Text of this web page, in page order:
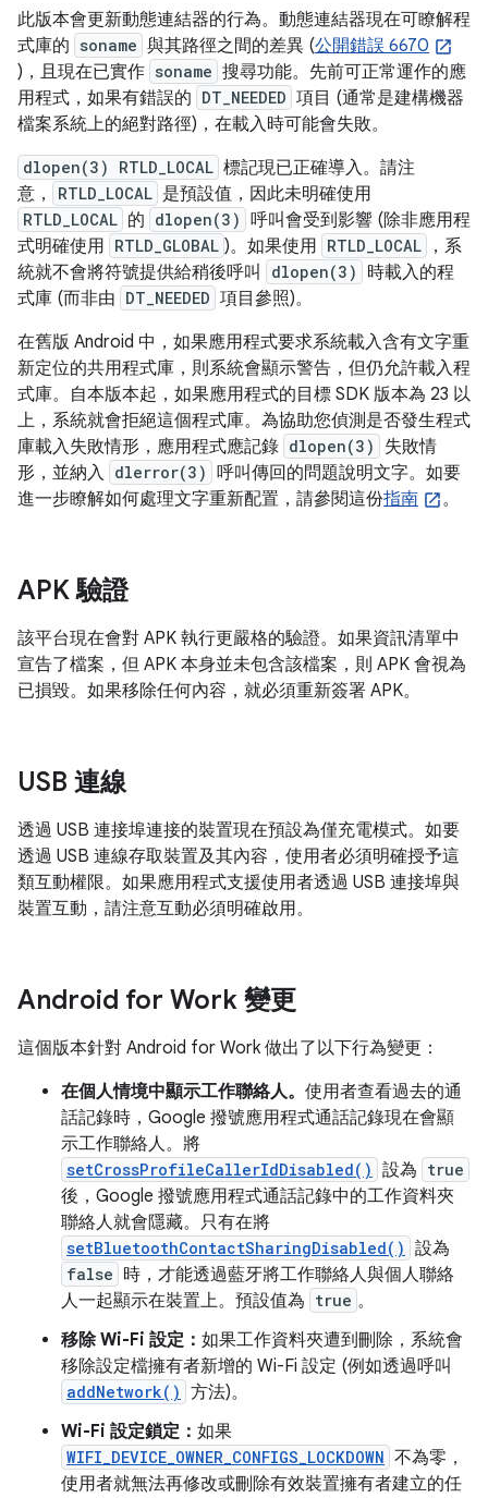
此版本會更新動態連結器的行為。動態連結器現在可瞭解程
式庫的 soname 與其路徑之間的差異 (公開錯誤 6670
)，且現在已實作 soname 搜尋功能。先前可正常運作的應
用程式，如果有錯誤的 DT_NEEDED 項目 (通常是建構機器
檔案系統上的絕對路徑)，在載入時可能會失敗。
dlopen(3) RTLD_LOCAL 標記現已正確導入。請注
意，
RTLD_LOCAL 是預設值，因此未明確使用
RTLD_LOCAL 的 dlopen(3) 呼叫會受到影響 (除非應用程
式明確使用 RTLD_GLOBAL )。如果使用 RTLD_LOCAL
，系
統就不會將符號提供給稍後呼叫
dlopen(3)
時載入的程
式庫 (而非由 DT_NEEDED 項目參照)。
在舊版 Android 中，如果應用程式要求系統載入含有文字重
新定位的共用程式庫，則系統會顯示警告，但仍允許載入程
式庫。自本版本起，如果應用程式的目標 SDK 版本為 23 以
上，系統就會拒絕這個程式庫。為協助您偵測是否發生程式
庫載入失敗情形，應用程式應記錄 dlopen(3)
失敗情
形，並納入 dlerror(3) 呼叫傳回的問題說明文字。如要
進一步瞭解如何處理文字重新配置，請參閱這份指南 。
APK 驗證
該平台現在會對 APK 執行更嚴格的驗證。如果資訊清單中
宣告了檔案，但 APK 本身並未包含該檔案，則 APK 會視為
已損毀。如果移除任何內容，就必須重新簽署 APK。
USB 連線
透過 USB 連接埠連接的裝置現在預設為僅充電模式。如要
透過 USB 連線存取裝置及其內容，使用者必須明確授予這
類互動權限。如果應用程式支援使用者透過 USB 連接埠與
裝置互動，請注意互動必須明確啟用。
Android for Work 變更
這個版本針對 Android for Work 做出了以下行為變更：
在個人情境中顯示工作聯絡人。 使用者查看過去的通
話記錄時，Google 撥號應用程式通話記錄現在會顯
示工作聯絡人。將
setCrossProfileCallerIdDisabled() 設為 true
後，Google 撥號應用程式通話記錄中的工作資料夾
聯絡人就會隱藏。只有在將
setBluetoothContactSharingDisabled() 設為
false 時，才能透過藍牙將工作聯絡人與個人聯絡
人一起顯示在裝置上。預設值為 true 。
移除 Wi-Fi 設定： 如果工作資料夾遭到刪除，系統會
移除設定檔擁有者新增的 Wi-Fi 設定 (例如透過呼叫
addNetwork() 方法)。
Wi-Fi 設定鎖定： 如果
WIFI_DEVICE_OWNER_CONFIGS_LOCKDOWN 不為零，
使用者就無法再修改或刪除有效裝置擁有者建立的任